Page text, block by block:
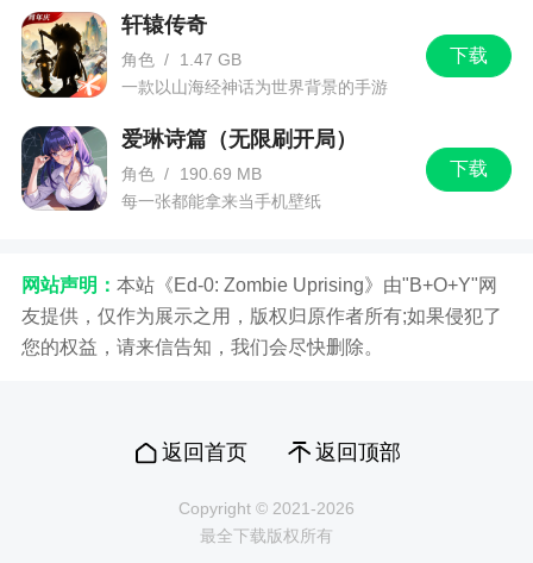
下载
轩辕传奇
角色 /
1.47 GB
一款以山海经神话为世界背景的手游
下载
爱琳诗篇（无限刷开局）
角色 /
190.69 MB
每一张都能拿来当手机壁纸
网站声明： 本站《Ed-0: Zombie Uprising》由"B+O+Y"网
友提供，仅作为展示之用，版权归原作者所有;如果侵犯了
您的权益，请来信告知，我们会尽快删除。
返回首页 返回顶部
Copyright © 2021-2026
最全下载版权所有